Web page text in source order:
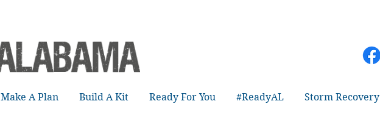
Make A Plan Build A Kit Ready For You #ReadyAL Storm Recovery